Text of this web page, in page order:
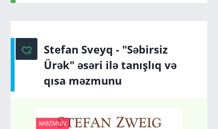
Stefan Sveyq - "Səbirsiz
Ürək" əsəri ilə tanışlıq və
qısa məzmunu
MƏZMUN